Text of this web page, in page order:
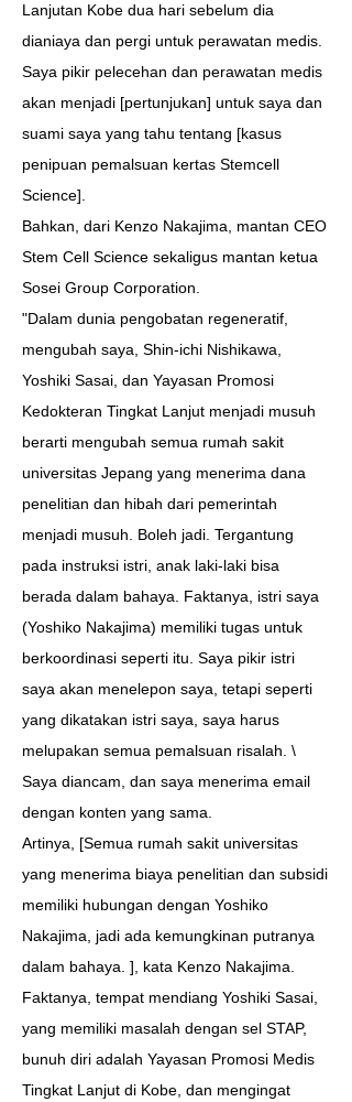
Lanjutan Kobe dua hari sebelum dia
dianiaya dan pergi untuk perawatan medis.
Saya pikir pelecehan dan perawatan medis
akan menjadi [pertunjukan] untuk saya dan
suami saya yang tahu tentang [kasus
penipuan pemalsuan kertas Stemcell
Science].
Bahkan, dari Kenzo Nakajima, mantan CEO
Stem Cell Science sekaligus mantan ketua
Sosei Group Corporation.
"Dalam dunia pengobatan regeneratif,
mengubah saya, Shin-ichi Nishikawa,
Yoshiki Sasai, dan Yayasan Promosi
Kedokteran Tingkat Lanjut menjadi musuh
berarti mengubah semua rumah sakit
universitas Jepang yang menerima dana
penelitian dan hibah dari pemerintah
menjadi musuh. Boleh jadi. Tergantung
pada instruksi istri, anak laki-laki bisa
berada dalam bahaya. Faktanya, istri saya
(Yoshiko Nakajima) memiliki tugas untuk
berkoordinasi seperti itu. Saya pikir istri
saya akan menelepon saya, tetapi seperti
yang dikatakan istri saya, saya harus
melupakan semua pemalsuan risalah. \
Saya diancam, dan saya menerima email
dengan konten yang sama.
Artinya, [Semua rumah sakit universitas
yang menerima biaya penelitian dan subsidi
memiliki hubungan dengan Yoshiko
Nakajima, jadi ada kemungkinan putranya
dalam bahaya. ], kata Kenzo Nakajima.
Faktanya, tempat mendiang Yoshiki Sasai,
yang memiliki masalah dengan sel STAP,
bunuh diri adalah Yayasan Promosi Medis
Tingkat Lanjut di Kobe, dan mengingat